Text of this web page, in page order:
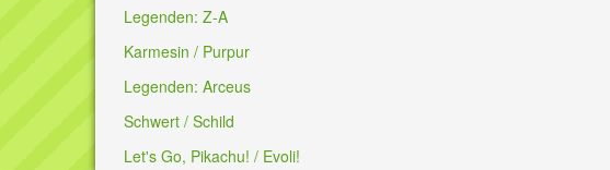
Legenden: Z-A
Karmesin / Purpur
Legenden: Arceus
Schwert / Schild
Let's Go, Pikachu! / Evoli!